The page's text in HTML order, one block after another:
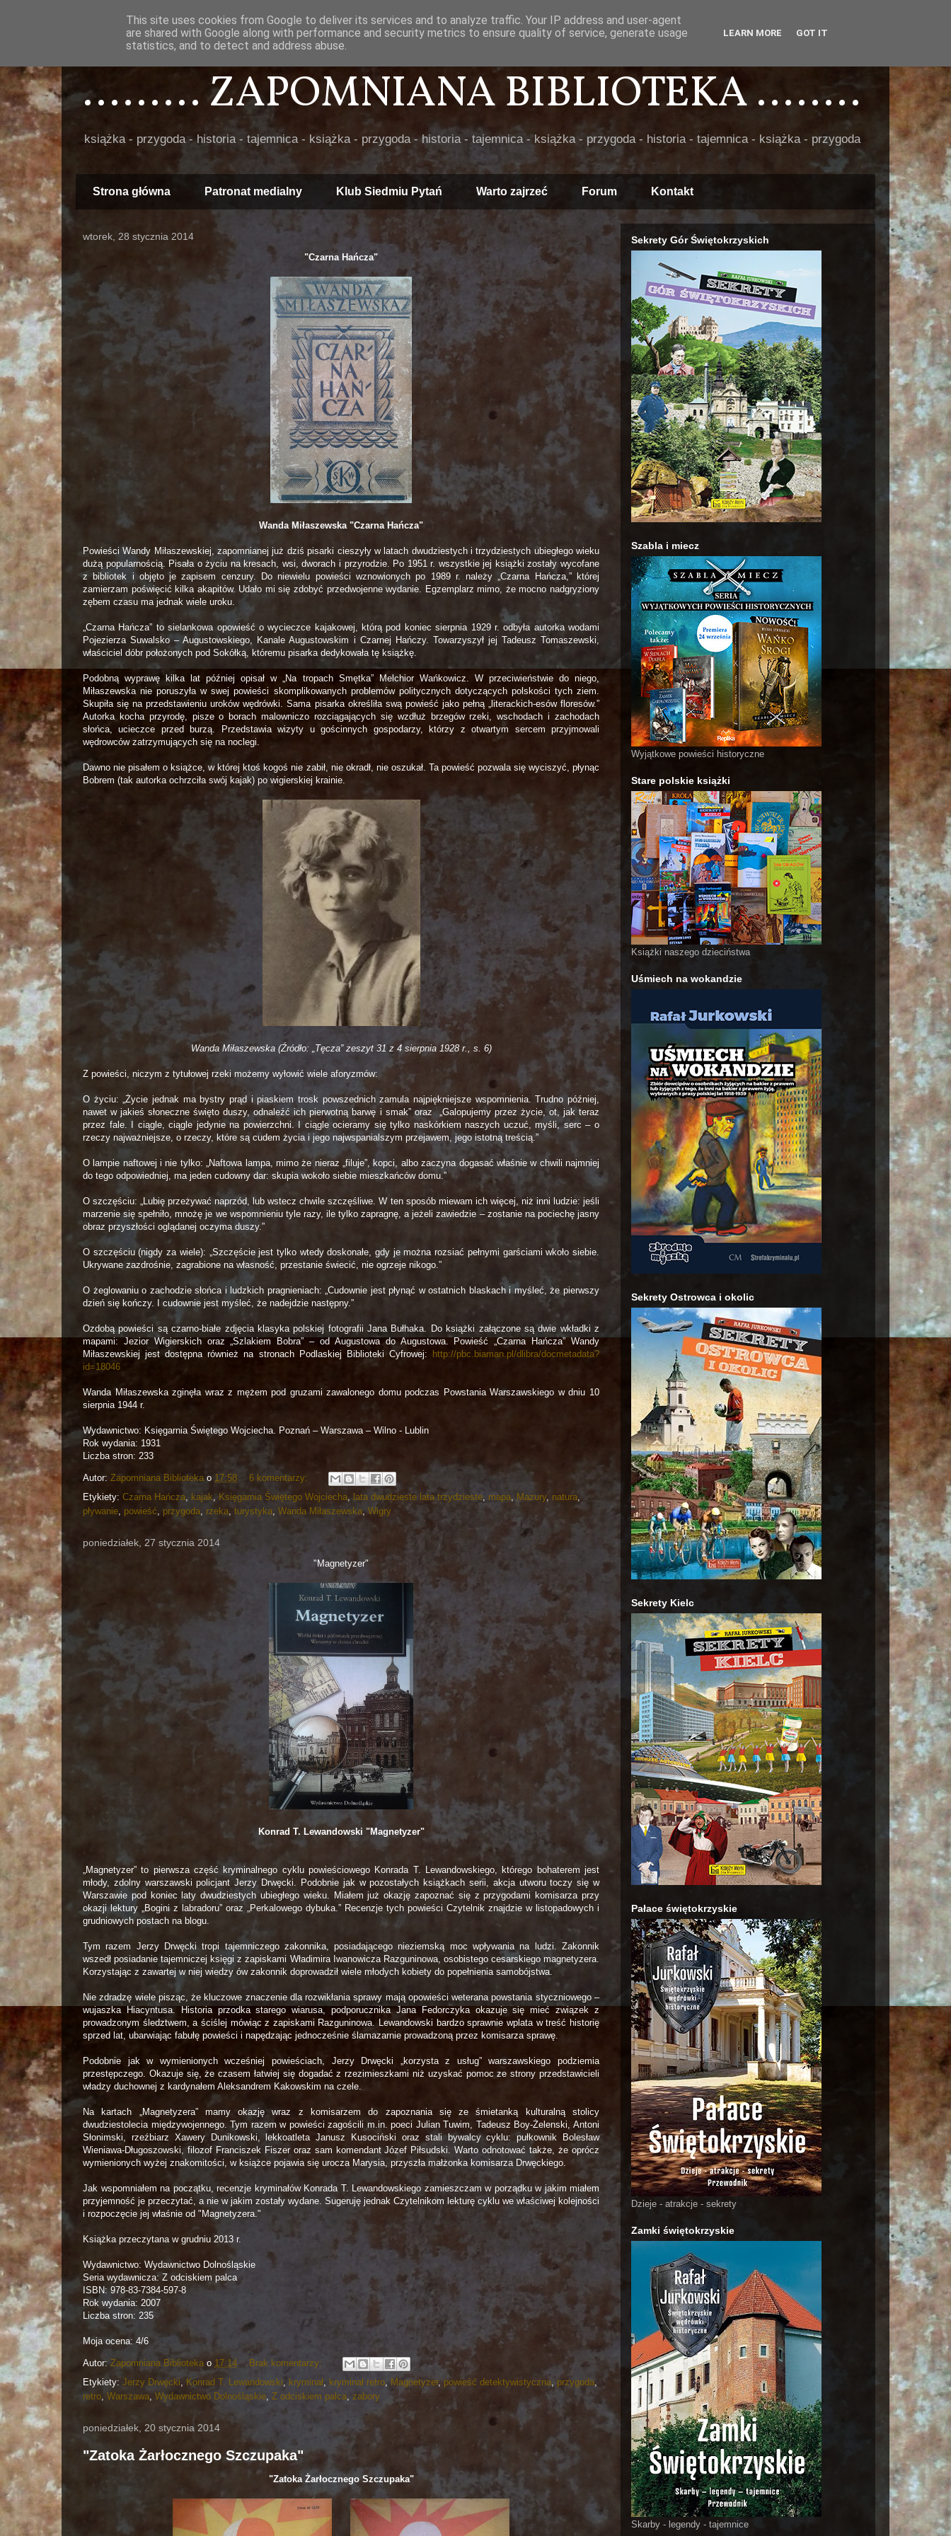
......... ZAPOMNIANA BIBLIOTEKA ........
książka - przygoda - historia - tajemnica - książka - przygoda - historia - tajemnica - książka - przygoda - historia - tajemnica - książka - przygoda
Strona główna Patronat medialny Klub Siedmiu Pytań Warto zajrzeć Forum Kontakt
wtorek, 28 stycznia 2014
"Czarna Hańcza"
Wanda Miłaszewska "Czarna Hańcza"
Powieści Wandy Miłaszewskiej, zapomnianej już dziś pisarki cieszyły w latach dwudziestych i trzydziestych ubiegłego wieku
dużą popularnością. Pisała o życiu na kresach, wsi, dworach i przyrodzie. Po 1951 r. wszystkie jej książki zostały wycofane
z bibliotek i objęto je zapisem cenzury. Do niewielu powieści wznowionych po 1989 r. należy „Czarna Hańcza,” której
zamierzam poświęcić kilka akapitów. Udało mi się zdobyć przedwojenne wydanie. Egzemplarz mimo, że mocno nadgryziony
zębem czasu ma jednak wiele uroku.
„Czarna Hańcza” to sielankowa opowieść o wycieczce kajakowej, którą pod koniec sierpnia 1929 r. odbyła autorka wodami
Pojezierza Suwalsko – Augustowskiego, Kanale Augustowskim i Czarnej Hańczy. Towarzyszył jej Tadeusz Tomaszewski,
właściciel dóbr położonych pod Sokółką, któremu pisarka dedykowała tę książkę.
Podobną wyprawę kilka lat później opisał w „Na tropach Smętka” Melchior Wańkowicz. W przeciwieństwie do niego,
Miłaszewska nie poruszyła w swej powieści skomplikowanych problemów politycznych dotyczących polskości tych ziem.
Skupiła się na przedstawieniu uroków wędrówki. Sama pisarka określiła swą powieść jako pełną „literackich-esów floresów.”
Autorka kocha przyrodę, pisze o borach malowniczo rozciągających się wzdłuż brzegów rzeki, wschodach i zachodach
słońca, ucieczce przed burzą. Przedstawia wizyty u gościnnych gospodarzy, którzy z otwartym sercem przyjmowali
wędrowców zatrzymujących się na noclegi.
Dawno nie pisałem o książce, w której ktoś kogoś nie zabił, nie okradł, nie oszukał. Ta powieść pozwala się wyciszyć, płynąc
Bobrem (tak autorka ochrzciła swój kajak) po wigierskiej krainie.
Wanda Miłaszewska (Źródło: „Tęcza” zeszyt 31 z 4 sierpnia 1928 r., s. 6)
Z powieści, niczym z tytułowej rzeki możemy wyłowić wiele aforyzmów:
O życiu: „Życie jednak ma bystry prąd i piaskiem trosk powszednich zamula najpiękniejsze wspomnienia. Trudno później,
nawet w jakieś słoneczne święto duszy, odnaleźć ich pierwotną barwę i smak” oraz „Galopujemy przez życie, ot, jak teraz
przez fale. I ciągle, ciągle jedynie na powierzchni. I ciągle ocieramy się tylko naskórkiem naszych uczuć, myśli, serc – o
rzeczy najważniejsze, o rzeczy, które są cudem życia i jego najwspanialszym przejawem, jego istotną treścią.”
O lampie naftowej i nie tylko: „Naftowa lampa, mimo że nieraz „filuje”, kopci, albo zaczyna dogasać właśnie w chwili najmniej
do tego odpowiedniej, ma jeden cudowny dar: skupia wokoło siebie mieszkańców domu.”
O szczęściu: „Lubię przeżywać naprzód, lub wstecz chwile szczęśliwe. W ten sposób miewam ich więcej, niż inni ludzie: jeśli
marzenie się spełniło, mnożę je we wspomnieniu tyle razy, ile tylko zapragnę, a jeżeli zawiedzie – zostanie na pociechę jasny
obraz przyszłości oglądanej oczyma duszy.”
O szczęściu (nigdy za wiele): „Szczęście jest tylko wtedy doskonałe, gdy je można rozsiać pełnymi garściami wkoło siebie.
Ukrywane zazdrośnie, zagrabione na własność, przestanie świecić, nie ogrzeje nikogo.”
O żeglowaniu o zachodzie słońca i ludzkich pragnieniach: „Cudownie jest płynąć w ostatnich blaskach i myśleć, że pierwszy
dzień się kończy. I cudownie jest myśleć, że nadejdzie następny.”
Ozdobą powieści są czarno-białe zdjęcia klasyka polskiej fotografii Jana Bułhaka. Do książki załączone są dwie wkładki z
mapami: Jezior Wigierskich oraz „Szlakiem Bobra” – od Augustowa do Augustowa. Powieść „Czarna Hańcza” Wandy
Miłaszewskiej jest dostępna również na stronach Podlaskiej Biblioteki Cyfrowej:
http://pbc.biaman.pl/dlibra/docmetadata?
id=18046
Wanda Miłaszewska zginęła wraz z mężem pod gruzami zawalonego domu podczas Powstania Warszawskiego w dniu 10
sierpnia 1944 r.
Wydawnictwo: Księgarnia Świętego Wojciecha. Poznań – Warszawa – Wilno - Lublin
Rok wydania: 1931
Liczba stron: 233
Autor: Zapomniana Biblioteka o 17:58
6 komentarzy:
Etykiety: Czarna Hańcza, kajak, Księgarnia Świętego Wojciecha, lata dwudzieste lata trzydzieste, mapa, Mazury, natura,
pływanie, powieść, przygoda, rzeka, turystyka, Wanda Miłaszewska,Wigry
poniedziałek, 27 stycznia 2014
"Magnetyzer"
Konrad T. Lewandowski "Magnetyzer"
„Magnetyzer” to pierwsza część kryminalnego cyklu powieściowego Konrada T. Lewandowskiego, którego bohaterem jest
młody, zdolny warszawski policjant Jerzy Drwęcki. Podobnie jak w pozostałych książkach serii, akcja utworu toczy się w
Warszawie pod koniec laty dwudziestych ubiegłego wieku. Miałem już okazję zapoznać się z przygodami komisarza przy
okazji lektury „Bogini z labradoru” oraz „Perkalowego dybuka.” Recenzje tych powieści Czytelnik znajdzie w listopadowych i
grudniowych postach na blogu.
Tym razem Jerzy Drwęcki tropi tajemniczego zakonnika, posiadającego nieziemską moc wpływania na ludzi. Zakonnik
wszedł posiadanie tajemniczej księgi z zapiskami Władimira Iwanowicza Razguninowa, osobistego cesarskiego magnetyzera.
Korzystając z zawartej w niej wiedzy ów zakonnik doprowadził wiele młodych kobiety do popełnienia samobójstwa.
Nie zdradzę wiele pisząc, że kluczowe znaczenie dla rozwikłania sprawy mają opowieści weterana powstania styczniowego –
wujaszka Hiacyntusa. Historia przodka starego wiarusa, podporucznika Jana Fedorczyka okazuje się mieć związek z
prowadzonym śledztwem, a ściślej mówiąc z zapiskami Razguninowa. Lewandowski bardzo sprawnie wplata w treść historię
sprzed lat, ubarwiając fabułę powieści i napędzając jednocześnie ślamazarnie prowadzoną przez komisarza sprawę.
Podobnie jak w wymienionych wcześniej powieściach, Jerzy Drwęcki „korzysta z usług” warszawskiego podziemia
przestępczego. Okazuje się, że czasem łatwiej się dogadać z rzezimieszkami niż uzyskać pomoc ze strony przedstawicieli
władzy duchownej z kardynałem Aleksandrem Kakowskim na czele.
Na kartach „Magnetyzera” mamy okazję wraz z komisarzem do zapoznania się ze śmietanką kulturalną stolicy
dwudziestolecia międzywojennego. Tym razem w powieści zagościli m.in. poeci Julian Tuwim, Tadeusz Boy-Żelenski, Antoni
Słonimski, rzeźbiarz Xawery Dunikowski, lekkoatleta Janusz Kusociński oraz stali bywalcy cyklu: pułkownik Bolesław
Wieniawa-Długoszowski, filozof Franciszek Fiszer oraz sam komendant Józef Piłsudski. Warto odnotować także, że oprócz
wymienionych wyżej znakomitości, w książce pojawia się urocza Marysia, przyszła małżonka komisarza Drwęckiego.
Jak wspomniałem na początku, recenzje kryminałów Konrada T. Lewandowskiego zamieszczam w porządku w jakim miałem
przyjemność je przeczytać, a nie w jakim zostały wydane. Sugeruję jednak Czytelnikom lekturę cyklu we właściwej kolejności
i rozpoczęcie jej właśnie od "Magnetyzera."
Książka przeczytana w grudniu 2013 r.
Wydawnictwo: Wydawnictwo Dolnośląskie
Seria wydawnicza: Z odciskiem palca
ISBN:978-83-7384-597-8
Rok wydania: 2007
Liczba stron: 235
Moja ocena: 4/6
Autor:Zapomniana Biblioteka o 17:14
Brak komentarzy:
Etykiety: Jerzy Drwęcki, Konrad T. Lewandowski, kryminał, kryminał retro,Magnetyzer,powieść detektywistyczna, przygoda,
retro, Warszawa, Wydawnictwo Dolnośląskie, Z odciskiem palca, zabory
poniedziałek, 20 stycznia 2014
"Zatoka Żarłocznego Szczupaka"
"Zatoka Żarłocznego Szczupaka"
Sekrety Gór Świętokrzyskich
Szabla i miecz
Wyjątkowe powieści historyczne
Stare polskie książki
Książki naszego dzieciństwa
Uśmiech na wokandzie
Sekrety Ostrowca i okolic
Sekrety Kielc
Pałace świętokrzyskie
Dzieje - atrakcje - sekrety
Zamki świętokrzyskie
Skarby - legendy - tajemnice
This site uses cookies from Google to deliver its services and to analyze traffic. Your IP address and user-agent
are shared with Google along with performance and security metrics to ensure quality of service, generate usage
statistics, and to detect and address abuse.
LEARN MORE GOT IT